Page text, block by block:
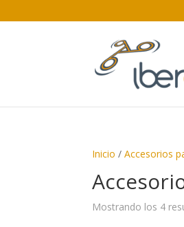
Inicio /Accesorios
Mostrando los 4